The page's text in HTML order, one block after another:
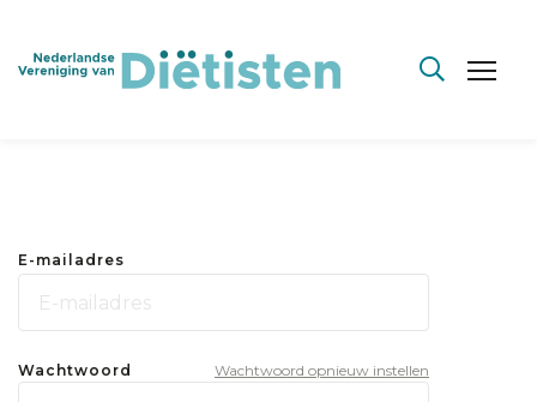
E-mailadres
Wachtwoord Wachtwoord opnieuw instellen